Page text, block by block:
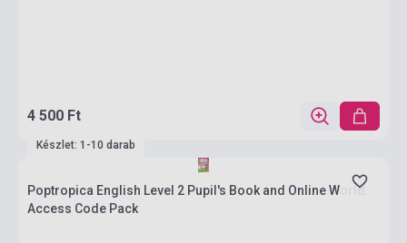
4 500 Ft
Készlet: 1-10 darab
Poptropica English Level 2 Pupil's Book and Online World
Access Code Pack